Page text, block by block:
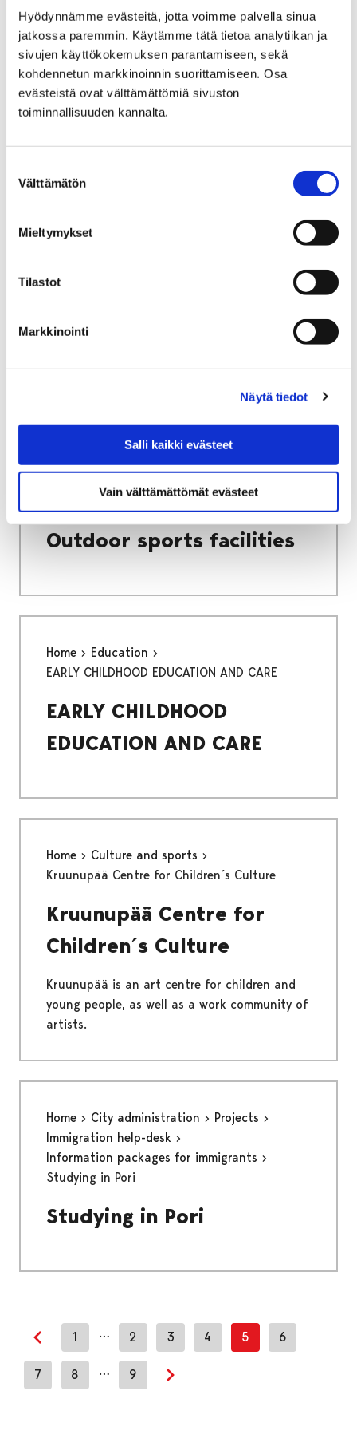
Hyödynnämme evästeitä, jotta voimme palvella sinua
jatkossa paremmin. Käytämme tätä tietoa analytiikan ja
sivujen käyttökokemuksen parantamiseen, sekä
kohdennetun markkinoinnin suorittamiseen. Osa
evästeistä ovat välttämättömiä sivuston
toiminnallisuuden kannalta.
valinta
Välttämätön
Mieltymykset
Tilastot
Markkinointi
Näytä tiedot
Salli kaikki evästeet
Vain välttämättömät evästeet
Home International House Pori
International House Pori
Decision-making
Committees, sub-
committees and boards
Sports facilities
Outdoor sports facilities
Outdoor sports facilities
Home
Education
EARLY CHILDHOOD EDUCATION AND CARE
EARLY CHILDHOOD
EDUCATION AND CARE
Home
Culture and sports
Kruunupää Centre for Children´s Culture
Kruunupää Centre for
Children´s Culture
Kruunupää is an art centre for children and
young people, as well as a work community of
artists.
Home City administration
Projects
Immigration help-desk
Information packages for immigrants
Studying in Pori
Studying in Pori
Previous page
1 … 2 3 4 5 6
7 8 … 9
Next page